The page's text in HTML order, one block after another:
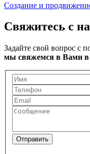
Создание и
Свяжитесь с
Задайте свой вопрос с
мы свяжемся в Вами
Отправить